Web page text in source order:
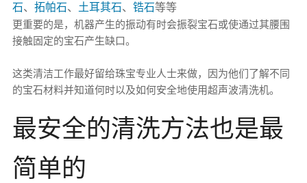
石、 拓帕石、 土耳其石、 锆石等等
更重要的是，机器产生的振动有时会振裂宝石或使通过其腰围
接触固定的宝石产生缺口。
这类清洁工作最好留给珠宝专业人士来做，因为他们了解不同
的宝石材料并知道何时以及如何安全地使用超声波清洗机。
最安全的清洗方法也是最
简单的